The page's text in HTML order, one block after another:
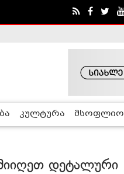
კულტურა მსოფლიო
დეტალური